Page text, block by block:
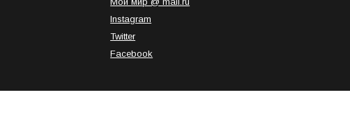
Instagram
Twitter
Facebook